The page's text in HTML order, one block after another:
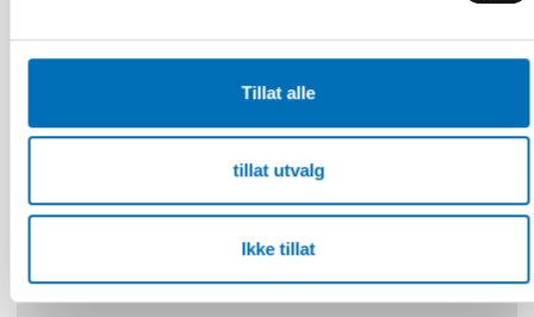
Tillat alle
tillat utvalg
Ikke tillat